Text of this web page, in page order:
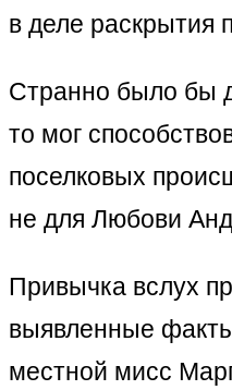
в деле раскрытия
Странно было бы
то мог
поселковых
не для Любови
Привычка вслух
выявленные
местной мисс